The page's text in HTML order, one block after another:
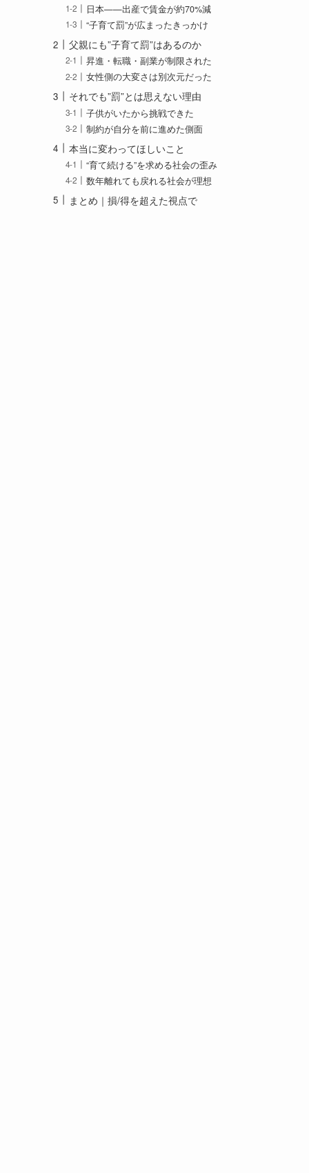
日本——出産で賃金が約70%減
“子育て罰”が広まったきっかけ
父親にも”子育て罰”はあるのか
昇進・転職・副業が制限された
女性側の大変さは別次元だった
それでも”罰”とは思えない理由
子供がいたから挑戦できた
制約が自分を前に進めた側面
本当に変わってほしいこと
“育て続ける”を求める社会の歪み
数年離れても戻れる社会が理想
まとめ｜損/得を超えた視点で